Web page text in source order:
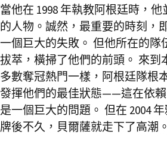
當他在 1998 年執教阿根廷時，
的人物。誠然，最重要的時刻，
一個巨大的失敗。 但他所在的隊
拔萃，橫掃了他們的前頭。 來到
多數奪冠熱門一樣，阿根廷隊根
發揮他們的最佳狀態——這在依
是一個巨大的問題。 但在 2004
牌後不久，貝爾薩就走下了高潮。